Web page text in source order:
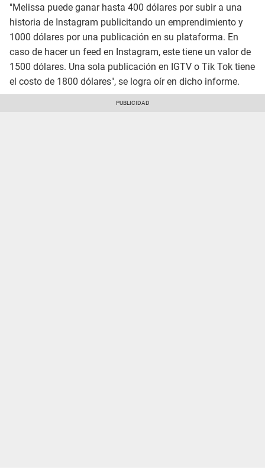
"Melissa puede ganar hasta 400 dólares por subir a una
historia de Instagram publicitando un emprendimiento y
1000 dólares por una publicación en su plataforma. En
caso de hacer un feed en Instagram, este tiene un valor de
1500 dólares. Una sola publicación en IGTV o Tik Tok tiene
el costo de 1800 dólares", se logra oír en dicho informe.